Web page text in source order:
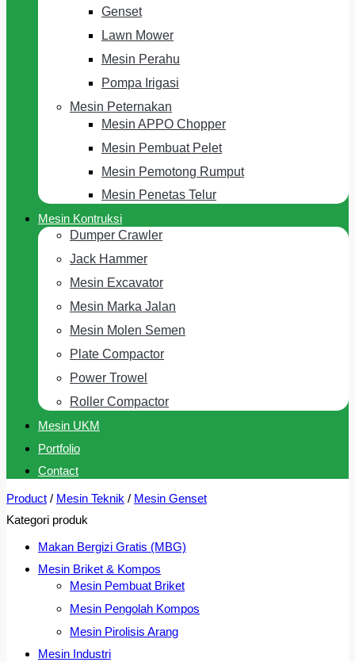
Genset
Lawn Mower
Mesin Perahu
Pompa Irigasi
Mesin Peternakan
Mesin APPO Chopper
Mesin Pembuat Pelet
Mesin Pemotong Rumput
Mesin Penetas Telur
Mesin Kontruksi
Dumper Crawler
Jack Hammer
Mesin Excavator
Mesin Marka Jalan
Mesin Molen Semen
Plate Compactor
Power Trowel
Roller Compactor
Mesin UKM
Portfolio
Contact
Product / Mesin Teknik / Mesin Genset
Kategori produk
Makan Bergizi Gratis (MBG)
Mesin Briket & Kompos
Mesin Pembuat Briket
Mesin Pengolah Kompos
Mesin Pirolisis Arang
Mesin Industri